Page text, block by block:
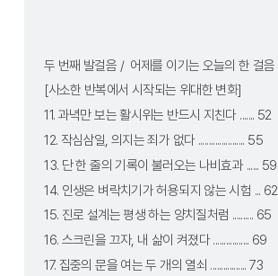
두 번째 발걸음 /  어제를 이기는 오늘의 한 걸음
[사소한 반복에서 시작되는 위대한 변화]
11. 과녁만 보는 활시위는 반드시 지친다 ....... 52
12. 작심삼일, 의지는 죄가 없다 ...................... 55
13. 단 한 줄의 기록이 불러오는 나비효과 ...... 59
14. 인생은 벼락치기가 허용되지 않는 시험 ... 62
15. 진로 설계는 평생 하는 양치질처럼 .......... 65
16. 스크린을 끄자, 내 삶이 켜졌다 ................. 69
17. 집중의 문을 여는 두 개의 열쇠 ................. 73